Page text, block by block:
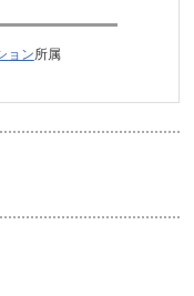
ョン所属